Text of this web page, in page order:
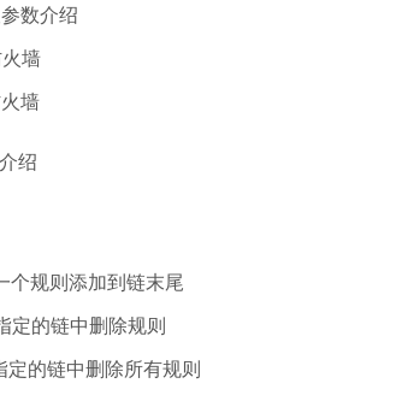
数介绍
墙
墙
绍
个规则添加到链末尾
定的链中删除规则
定的链中删除所有规则